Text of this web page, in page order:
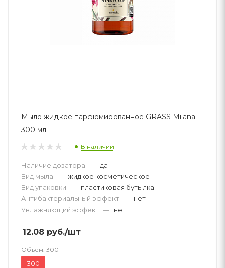
Мыло жидкое парфюмированное GRASS Milana
300 мл
В наличии
Наличие дозатора — да
Вид мыла — жидкое косметическое
Вид упаковки — пластиковая бутылка
Антибактериальный эффект — нет
Увлажняющий эффект — нет
12.08 руб./шт
Объем: 300
300